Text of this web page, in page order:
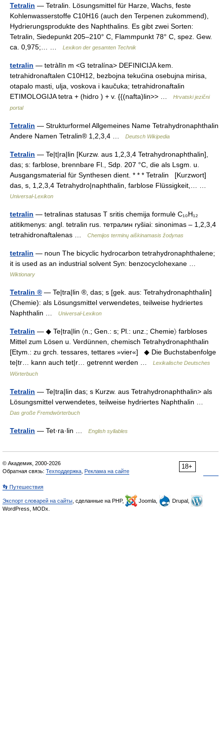
Tetralin — Tetralin. Lösungsmittel für Harze, Wachs, feste
Kohlenwasserstoffe C10H16 (auch den Terpenen zukommend),
Hydrierungsprodukte des Naphthalins. Es gibt zwei Sorten:
Tetralin, Siedepunkt 205–210° C, Flammpunkt 78° C, spez. Gew.
ca. 0,975;… …
Lexikon der gesamten Technik
tetralin — tetràlīn m <G tetralína> DEFINICIJA kem.
tetrahidronaftalen C10H12, bezbojna tekućina osebujna mirisa,
otapalo masti, ulja, voskova i kaučuka; tetrahidronaftalin
ETIMOLOGIJA tetra + (hidro ) + v. {{(nafta)lin>> …
Hrvatski jezični
portal
Tetralin — Strukturformel Allgemeines Name Tetrahydronaphthalin
Andere Namen Tetralin® 1,2,3,4 …
Deutsch Wikipedia
Tetralin — Te|t|ra|lin [Kurzw. aus 1,2,3,4 Tetrahydronaphthalin],
das; s: farblose, brennbare Fl., Sdp. 207 °C, die als Lsgm. u.
Ausgangsmaterial für Synthesen dient. * * * Tetralin [Kurzwort]
das, s, 1,2,3,4 Tetrahydro|naphthalin, farblose Flüssigkeit,… …
Universal-Lexikon
tetralin — tetralinas statusas T sritis chemija formulė C₁₀H₁₂
atitikmenys: angl. tetralin rus. тетралин ryšiai: sinonimas – 1,2,3,4
tetrahidronaftalenas …
Chemijos terminų aiškinamasis žodynas
tetralin — noun The bicyclic hydrocarbon tetrahydronaphthalene;
it is used as an industrial solvent Syn: benzocyclohexane …
Wiktionary
Tetralin ® — Te|tra|lin ®, das; s [gek. aus: Tetrahydronaphthalin]
(Chemie): als Lösungsmittel verwendetes, teilweise hydriertes
Naphthalin …
Universal-Lexikon
Tetralin — ◆ Te|tra|lin 〈n.; Gen.: s; Pl.: unz.; Chemie〉 farbloses
Mittel zum Lösen u. Verdünnen, chemisch Tetrahydronaphthalin
[Etym.: zu grch. tessares, tettares »vier«] ◆ Die Buchstabenfolge
te|tr… kann auch tet|r… getrennt werden …
Lexikalische Deutsches
Wörterbuch
Tetralin — Te|tra|lin das; s Kurzw. aus Tetrahydronaphthalin> als
Lösungsmittel verwendetes, teilweise hydriertes Naphthalin …
Das große Fremdwörterbuch
Tetralin — Tet·ra·lin … English syllables
18+
© Академик, 2000-2026
Обратная связь: Техподдержка Реклама на сайте
👣 Путешествия
Экспорт словарей на сайты , сделанные на PHP, Joomla,
Drupal,
WordPress, MODx.